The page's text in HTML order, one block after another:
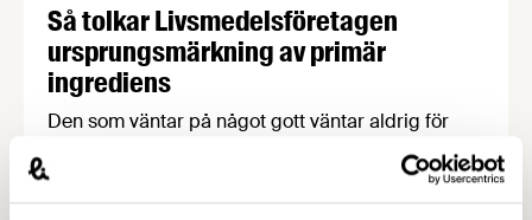
Så tolkar Livsmedelsföretagen
ursprungsmärkning av primär
ingrediens
Den som väntar på något gott väntar aldrig för
länge. Vi har nu slutfört våra tolkningar om
ursprungsmärkning av primär ingrediens och
sammanställt dem i en kort och praktisk guide.